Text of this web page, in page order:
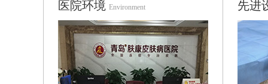
医院环境 Environment 先进